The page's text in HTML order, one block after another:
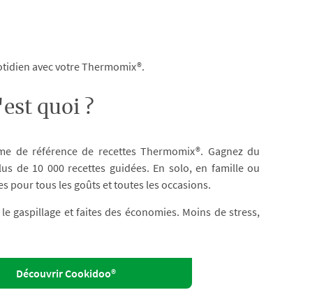
avec votre Thermomix®.
quoi ?
de référence de recettes Thermomix®. Gagnez du
de 10 000 recettes guidées. En solo, en famille ou
pour tous les goûts et toutes les occasions.
gaspillage et faites des économies. Moins de stress,
Découvrir Cookidoo®